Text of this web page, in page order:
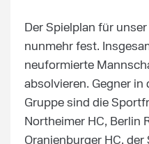
Der Spielplan für
nunmehr fest.
neuformierte
absolvieren. Gegner
Gruppe sind die
Northeimer HC, Berlin
Oranienburger HC, der